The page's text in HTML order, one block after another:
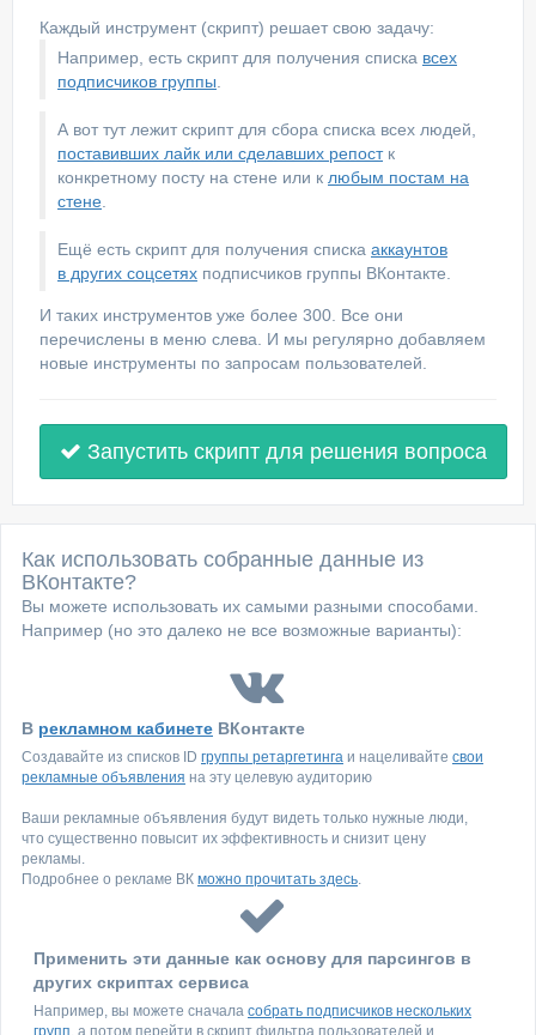
Каждый инструмент (скрипт) решает свою задачу:
Например, есть скрипт для получения списка всех
подписчиков группы
А вот тут лежит скрипт для сбора списка всех людей,
поставивших лайк или сделавших репостк
конкретному посту на стене или к любым постам на
стене
Ещё есть скрипт для получения списка аккаунтов
в других соцсетях подписчиков группы ВКонтакте.
И таких инструментов уже более 300. Все они
перечислены в меню слева. И мы регулярно добавляем
новые инструменты по запросам пользователей.
Запустить скрипт для решения вопроса
Как использовать собранные данные из
ВКонтакте?
Вы можете использовать их самыми разными способами.
Например (но это далеко не все возможные варианты):
В рекламном кабинете ВКонтакте
Создавайте из списков ID группы ретаргетинга и нацеливайте свои
рекламные объявления на эту целевую аудиторию
Ваши рекламные объявления будут видеть только нужные люди,
что существенно повысит их эффективность и снизит цену
рекламы.
Подробнее о рекламе ВК можно прочитать здесь.
Применить эти данные как основу для парсингов в
других скриптах сервиса
Например, вы можете сначала собрать подписчиков нескольких
групп, а потом перейти в скрипт фильтра пользователей и